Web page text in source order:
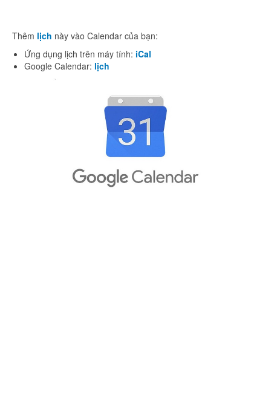
Thêm lịch này vào Calendar của bạn:
Ứng dụng lịch trên máy tính: iCal
Google Calendar: lịch